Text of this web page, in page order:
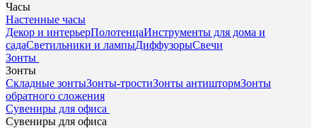
Часы
Настенные часы
Декор и интерьерПолотенцаИнструменты для дома и
садаСветильники и лампыДиффузорыСвечи
Зонты
Зонты
Складные зонтыЗонты-тростиЗонты антиштормЗонты
обратного сложения
Сувениры для офиса
Сувениры для офиса